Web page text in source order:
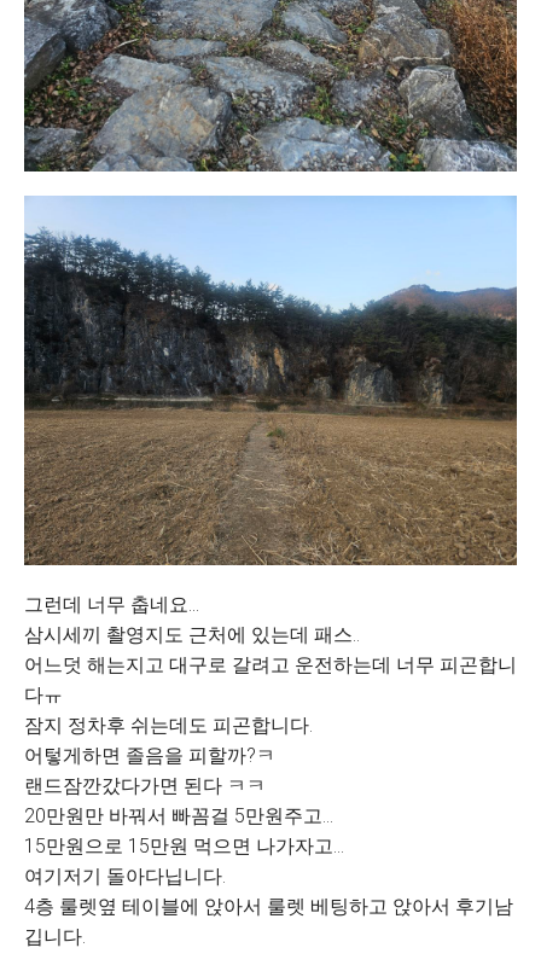
그런데 너무 춥네요...
삼시세끼 촬영지도 근처에 있는데 패스..
어느덧 해는지고 대구로 갈려고 운전하는데 너무 피곤합니
다ㅠ
잠지 정차후 쉬는데도 피곤합니다.
어텋게하면 졸음을 피할까?ㅋ
랜드잠깐갔다가면 된다 ㅋㅋ
20만원만 바꿔서 빠꼼걸 5만원주고...
15만원으로 15만원 먹으면 나가자고...
여기저기 돌아다닙니다.
4층 룰렛옆 테이블에 앉아서 룰렛 베팅하고 앉아서 후기남
깁니다.